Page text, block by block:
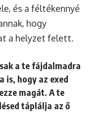
és a féltékennyé
hogy
a helyzet felett.
a te fájdalmadra
is, hogy az exed
magát. A te
táplálja az ő